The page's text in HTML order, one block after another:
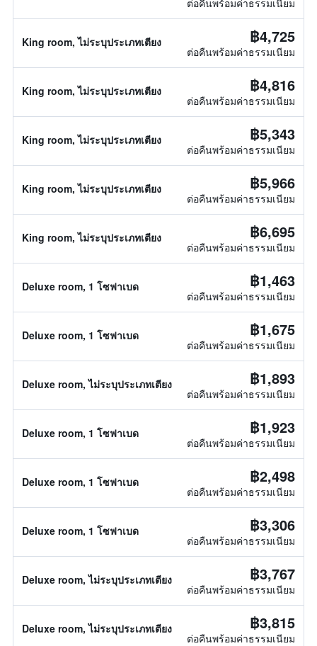
ต่อคืนพร้อมค่าธรรมเนียม
King room, ไม่ระบุประเภทเตียง ฿4,725
ต่อคืนพร้อมค่าธรรมเนียม
King room, ไม่ระบุประเภทเตียง ฿4,816
ต่อคืนพร้อมค่าธรรมเนียม
King room, ไม่ระบุประเภทเตียง ฿5,343
ต่อคืนพร้อมค่าธรรมเนียม
King room, ไม่ระบุประเภทเตียง ฿5,966
ต่อคืนพร้อมค่าธรรมเนียม
King room, ไม่ระบุประเภทเตียง ฿6,695
ต่อคืนพร้อมค่าธรรมเนียม
Deluxe room, 1 โซฟาเบด ฿1,463
ต่อคืนพร้อมค่าธรรมเนียม
Deluxe room, 1 โซฟาเบด ฿1,675
ต่อคืนพร้อมค่าธรรมเนียม
Deluxe room, ไม่ระบุประเภทเตียง ฿1,893
ต่อคืนพร้อมค่าธรรมเนียม
Deluxe room, 1 โซฟาเบด ฿1,923
ต่อคืนพร้อมค่าธรรมเนียม
Deluxe room, 1 โซฟาเบด ฿2,498
ต่อคืนพร้อมค่าธรรมเนียม
Deluxe room, 1 โซฟาเบด ฿3,306
ต่อคืนพร้อมค่าธรรมเนียม
Deluxe room, ไม่ระบุประเภทเตียง ฿3,767
ต่อคืนพร้อมค่าธรรมเนียม
Deluxe room, ไม่ระบุประเภทเตียง ฿3,815
ต่อคืนพร้อมค่าธรรมเนียม